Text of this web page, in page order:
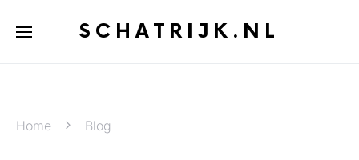
SCHATRIJK.NL
Home Blog